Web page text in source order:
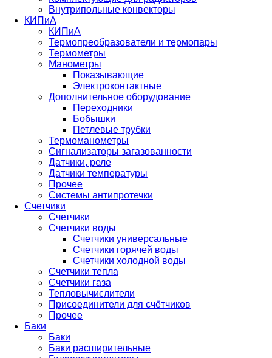
Внутрипольные конвекторы
КИПиА
КИПиА
Термопреобразователи и термопары
Термометры
Манометры
Показывающие
Электроконтактные
Дополнительное оборудование
Переходники
Бобышки
Петлевые трубки
Термоманометры
Сигнализаторы загазованности
Датчики, реле
Датчики температуры
Прочее
Системы антипротечки
Счетчики
Счетчики
Счетчики воды
Счетчики универсальные
Счетчики горячей воды
Счетчики холодной воды
Счетчики тепла
Счетчики газа
Тепловычислители
Присоединители для счётчиков
Прочее
Баки
Баки
Баки расширительные